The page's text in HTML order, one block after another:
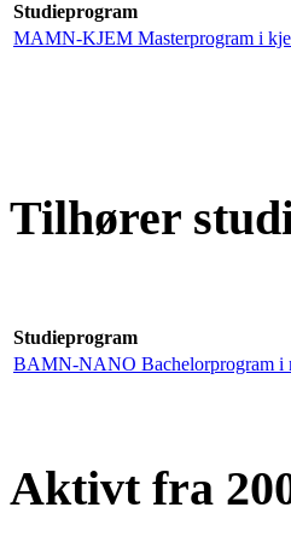
Studieprogram
MAMN-KJEM Masterprogram i
Tilhører
Studieprogram
BAMN-NANO Bachelorprogram i
Aktivt fra